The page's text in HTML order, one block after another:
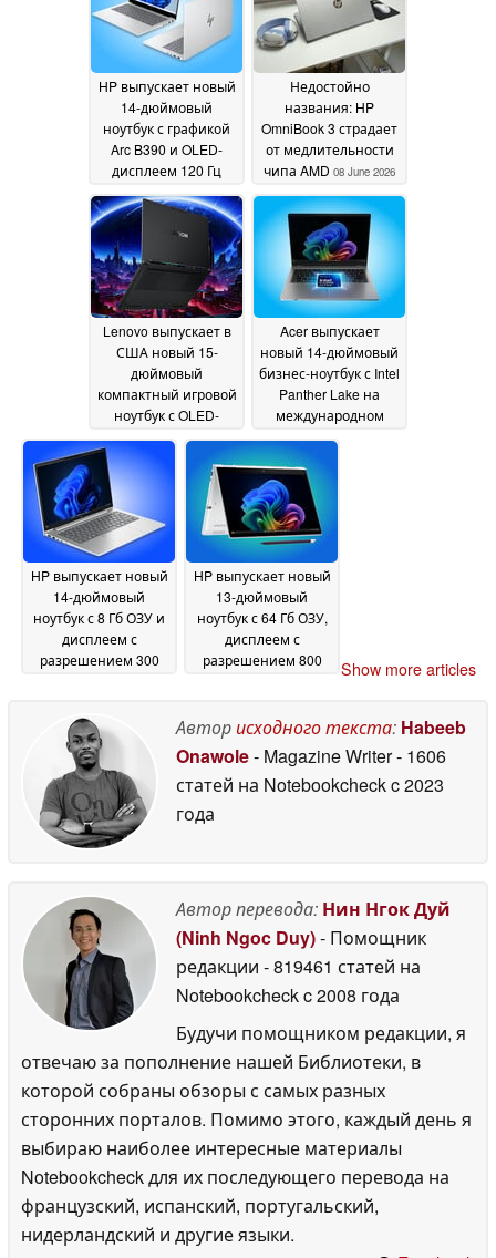
HP выпускает новый
14-дюймовый
ноутбук с графикой
Arc B390 и OLED-
дисплеем 120 Гц
VRR08 June 2026
Недостойно
названия: HP
OmniBook 3 страдает
от медлительности
чипа AMD 08 June 2026
Lenovo выпускает в
США новый 15-
дюймовый
компактный игровой
ноутбук с OLED-
дисплеем с
разрешением 1,000
нит 07 June 2026
Acer выпускает
новый 14-дюймовый
бизнес-ноутбук с Intel
Panther Lake на
международном
уровне06 June 2026
HP выпускает новый
14-дюймовый
ноутбук с 8 Гб ОЗУ и
дисплеем с
разрешением 300
HP выпускает новый
13-дюймовый
ноутбук с 64 Гб ОЗУ,
дисплеем с
разрешением 800
сотовой сети 04 June
Show more articles
Авторисходного текста: Habeeb
Onawole- Magazine Writer- 1606
статей на Notebookcheckc 2023
года
Автор перевода: Нин Нгок Дуй
(Ninh Ngoc Duy)- Помощник
редакции - 819461 статей на
Notebookcheckc 2008 года
Будучи помощником редакции, я
отвечаю за пополнение нашей Библиотеки, в
которой собраны обзоры с самых разных
сторонних порталов. Помимо этого, каждый день я
выбираю наиболее интересные материалы
Notebookcheck для их последующего перевода на
французский, испанский, португальский,
нидерландский и другие языки.